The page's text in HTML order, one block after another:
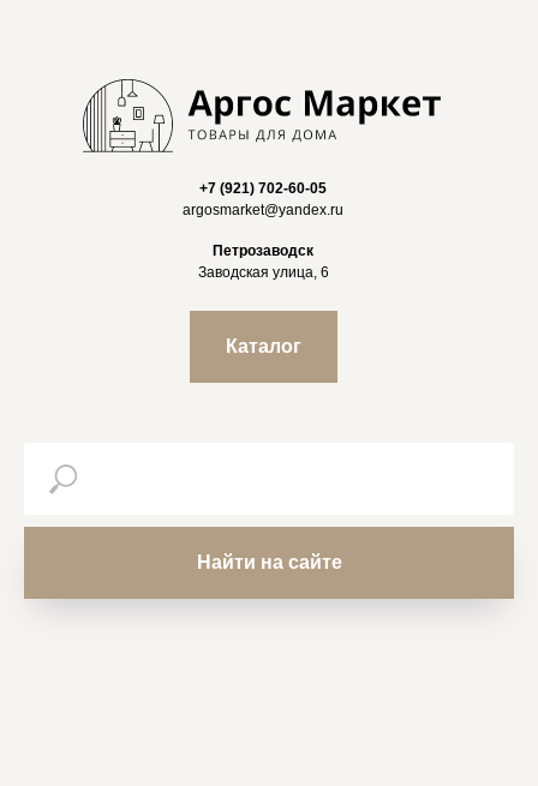
+7 (921) 702-60-05
argosmarket@yandex.ru
Петрозаводск
Заводская улица, 6
Каталог
Найти на сайте